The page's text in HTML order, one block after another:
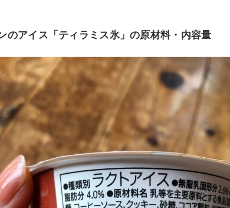
のアイス「ティラミス氷」の原材料・内容量